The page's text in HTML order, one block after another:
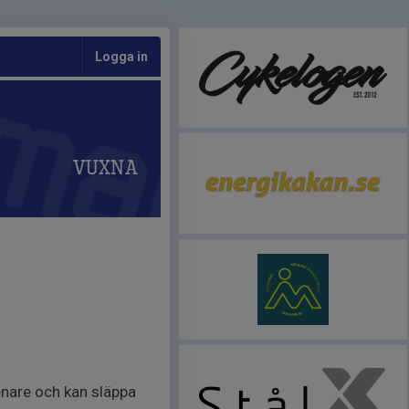
Logga in
Vuxna
och kan släppa